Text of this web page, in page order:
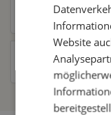
Kunden kauften
Kunden haben
Website